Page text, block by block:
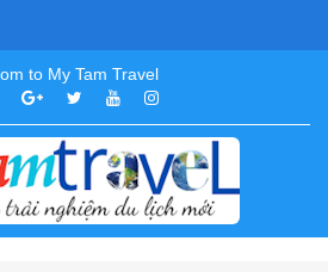
to My Tam Travel